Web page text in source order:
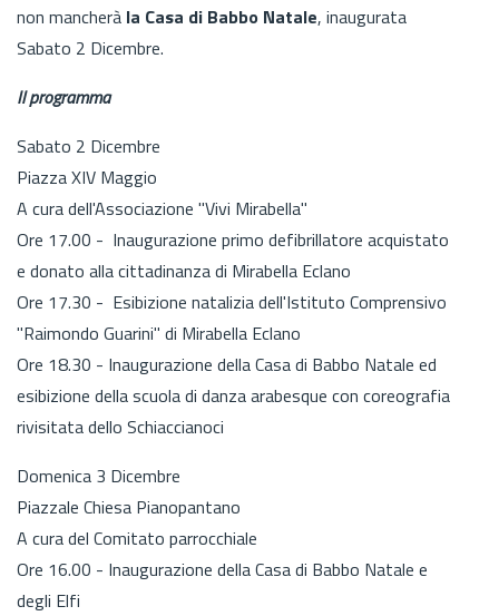
non mancherà la Casa di Babbo Natale, inaugurata
Sabato 2 Dicembre.
Il programma
Sabato 2 Dicembre
Piazza XIV Maggio
A cura dell'Associazione "Vivi Mirabella"
Ore 17.00 - Inaugurazione primo defibrillatore acquistato
e donato alla cittadinanza di Mirabella Eclano
Ore 17.30 - Esibizione natalizia dell'Istituto Comprensivo
"Raimondo Guarini" di Mirabella Eclano
Ore 18.30 - Inaugurazione della Casa di Babbo Natale ed
esibizione della scuola di danza arabesque con coreografia
rivisitata dello Schiaccianoci
Domenica 3 Dicembre
Piazzale Chiesa Pianopantano
A cura del Comitato parrocchiale
Ore 16.00 - Inaugurazione della Casa di Babbo Natale e
degli Elfi